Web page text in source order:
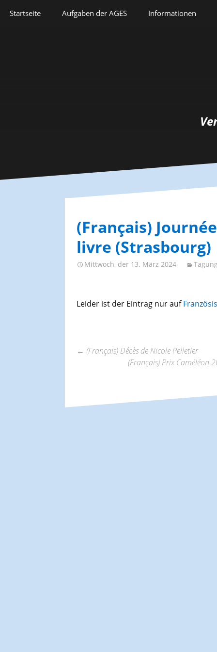
zumStartseite Aufgaben der AGES
Hommage
Informationsbriefe
Studientage
Informationen
(Français)
livre (Strasbourg)
Mittwoch, der 13. März 2024
Leider ist der Eintrag nur auf
Beitrags-
Navigation
← (Français) Décès de Nicole Pelletier
(Français) Prix Caméléon